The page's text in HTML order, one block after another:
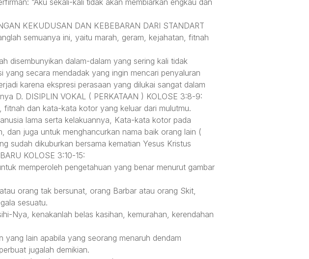
“Aku sekali-kali tidak akan membiarkan engkau dan
KEKUDUSAN DAN KEBEBARAN DARI STANDART
semuanya ini, yaitu marah, geram, kejahatan, fitnah
disembunyikan dalam-dalam yang sering kali tidak
yang secara mendadak yang ingin mencari penyaluran
karena ekspresi perasaan yang dilukai sangat dalam
D. DISIPLIN VOKAL ( PERKATAAN ) KOLOSE 3:8-9:
dan kata-kata kotor yang keluar dari mulutmu.
lama serta kelakuannya, Kata-kata kotor pada
dan juga untuk menghancurkan nama baik orang lain (
sudah dikuburkan bersama kematian Yesus Kristus
KOLOSE 3:10-15:
memperoleh pengetahuan yang benar menurut gambar
orang tak bersunat, orang Barbar atau orang Skit,
sesuatu.
Nya, kenakanlah belas kasihan, kemurahan, kerendahan
lain apabila yang seorang menaruh dendam
jugalah demikian.